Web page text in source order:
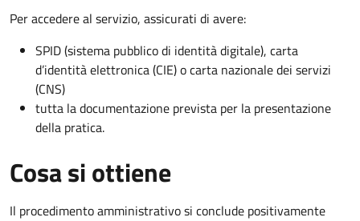
Per accedere al servizio, assicurati di avere:
SPID (sistema pubblico di identità digitale), carta
d’identità elettronica (CIE) o carta nazionale dei servizi
(CNS)
tutta la documentazione prevista per la presentazione
della pratica.
Cosa si ottiene
Il procedimento amministrativo si conclude positivamente